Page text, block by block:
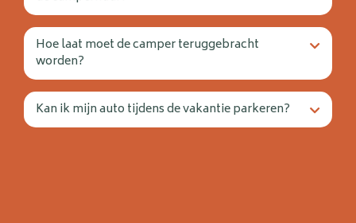
Hoe laat moet de camper teruggebracht
worden?
Kan ik mijn auto tijdens de vakantie parkeren?